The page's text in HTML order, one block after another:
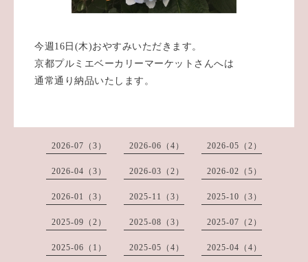
今週16日(木)おやすみいただきます。
京都プルミエベーカリーマーケットさんへは
通常通り納品いたします。
2026-07（3） 2026-06（4） 2026-05（2）
2026-04（3） 2026-03（2） 2026-02（5）
2026-01（3） 2025-11（3） 2025-10（3）
2025-09（2） 2025-08（3） 2025-07（2）
2025-06（1） 2025-05（4） 2025-04（4）